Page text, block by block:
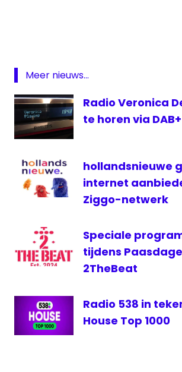
538
Studio
Brussel
televisie
TV538
Vlaanderen
Meer nieuws...
Radio Veronica
te horen via DAB+
hollandsnieuwe
internet
Ziggo-netwerk
Speciale
tijdens
2TheBeat
Radio 538 in
House Top 1000